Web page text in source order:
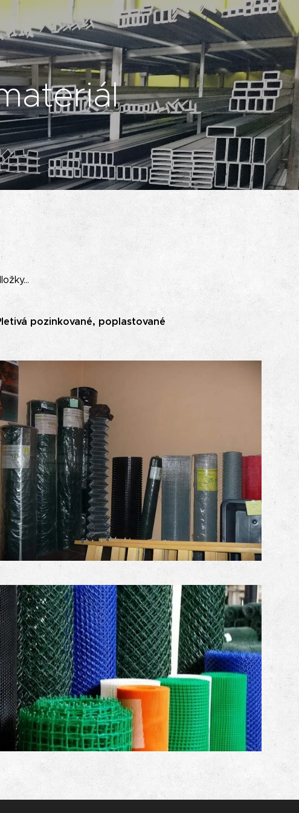
pozinkované, poplastované